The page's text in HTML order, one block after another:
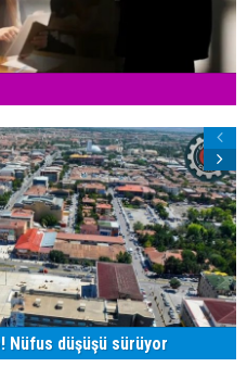
Nüfus düşüşü sürüyor